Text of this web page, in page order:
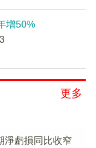
增50%
更多
淨虧損同比收窄